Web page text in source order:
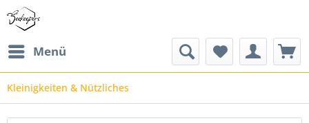
Menü
Kleinigkeiten & Nützliches